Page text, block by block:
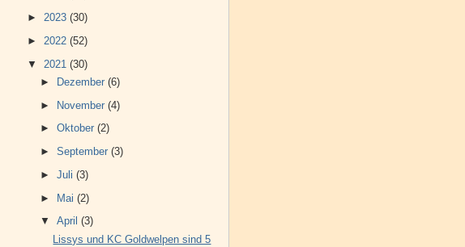
► 2023 (30)
► 2022 (52)
▼ 2021 (30)
►
Dezember (6)
► November (4)
► Oktober (2)
► September (3)
► Juli (3)
► Mai (2)
▼ April (3)
Lissys und KC Goldwelpen sind 5